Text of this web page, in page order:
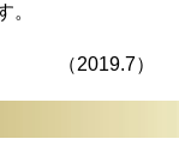
。
）